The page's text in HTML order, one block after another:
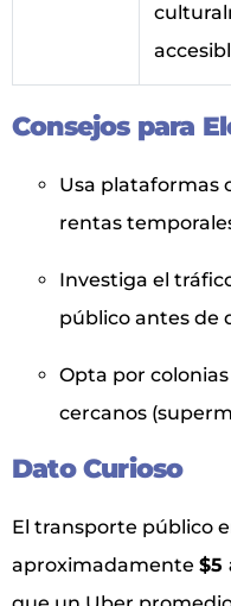
Consejos para
Usa plataformas
rentas
Investiga el
público antes de
Opta por
cercanos
Dato Curioso
El transporte público
aproximadamente $5